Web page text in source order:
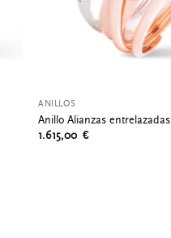
ANILLOS
Anillo Alianzas entrelazadas
1.615,00€